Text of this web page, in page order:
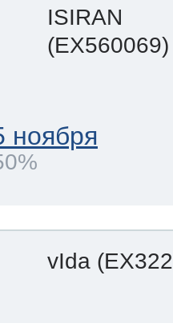
ISIRAN
(EX560069)
ноября
vIda